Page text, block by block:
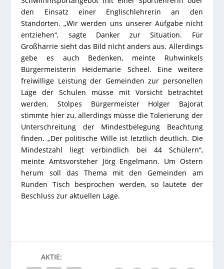
den Einsatz einer Englischlehrerin an den
Standorten. „Wir werden uns unserer Aufgabe nicht
entziehen“, sagte Danker zur Situation. Für
Großharrie sieht das Bild nicht anders aus. Allerdings
gebe es auch Bedenken, meinte Ruhwinkels
Bürgermeisterin Heidemarie Scheel. Eine weitere
freiwillige Leistung der Gemeinden zur personellen
Lage der Schulen müsse mit Vorsicht betrachtet
werden. Stolpes Bürgermeister Holger Bajorat
stimmte hier zu, allerdings müsse die Tolerierung der
Unterschreitung der Mindestbelegung Beachtung
finden. „Der politische Wille ist letztlich deutlich. Die
Mindestzahl liegt verbindlich bei 44 Schülern“,
meinte Amtsvorsteher Jörg Engelmann. Um Ostern
herum soll das Thema mit den Gemeinden am
Runden Tisch besprochen werden, so lautete der
Beschluss zur aktuellen Lage.
AKTIE: